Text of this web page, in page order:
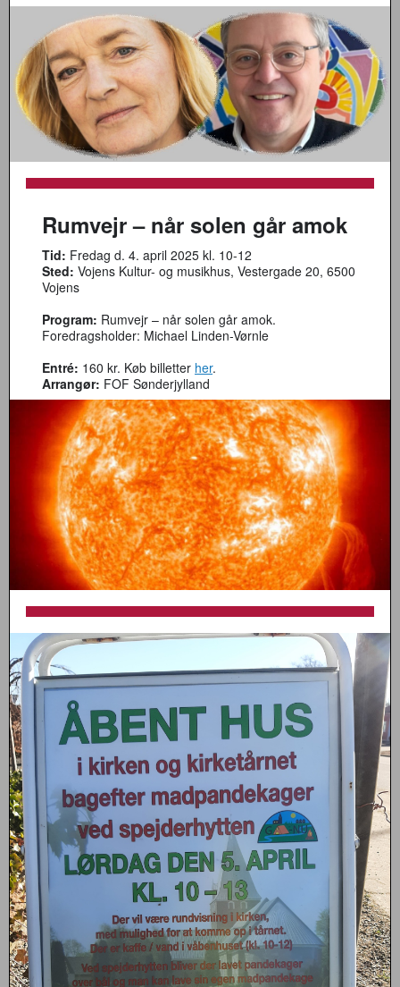
Rumvejr – når solen går amok
Tid: Fredag d. 4. april 2025 kl. 10-12
Sted: Vojens Kultur- og musikhus, Vestergade 20, 6500
Vojens
Program: Rumvejr – når solen går amok.
Foredragsholder: Michael Linden-Vørnle
Entré: 160 kr. Køb billetter her.
Arrangør: FOF Sønderjylland